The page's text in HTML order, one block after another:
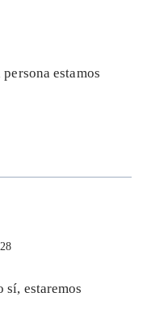
estamos
sí, estaremos